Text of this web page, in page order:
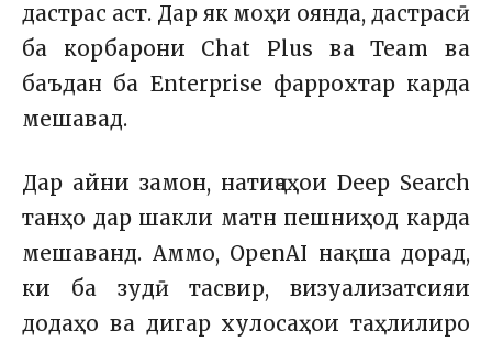
дастрас аст. Дар як моҳи оянда, дастрасӣ
ба корбарони Chat Plus ва Team ва
баъдан ба Enterprise фаррохтар карда
мешавад.
Дар айни замон, натиҷаҳои Deep Search
танҳо дар шакли матн пешниҳод карда
мешаванд. Аммо, OpenAI нақша дорад,
ки ба зудӣ тасвир, визуализатсияи
додаҳо ва дигар хулосаҳои таҳлилиро